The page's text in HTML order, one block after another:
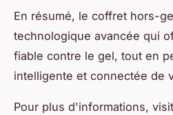
En résumé, le coffret hors-
technologique avancée qui
fiable contre le gel, tout en
intelligente et connectée de
Pour plus d'informations,